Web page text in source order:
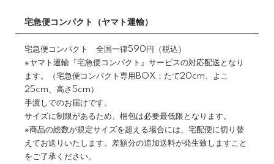
宅急便コンパクト（ヤマト運輸）
宅急便コンパクト 全国一律590円（税込）
※ヤマト運輸『宅急便コンパクト』サービスの対応配送となり
ます。（宅急便コンパクト専用BOX：たて20cm、よこ
25cm、高さ5cm）
手渡しでのお届けです。
サイズに制限があるため、梱包は必要最低限となります。
※商品の総数が規定サイズを超える場合には、宅配便に切り替
えてお送りいたします。差額分の追加送料が発生致しますこと
をご了承ください。